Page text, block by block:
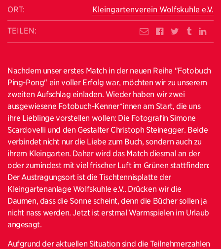
ORT: Kleingartenverein Wolfskuhle e.V.
TEILEN:
Nachdem unser erstes Match in der neuen Reihe "Fotobuch
Ping-Pong" ein voller Erfolg war, möchten wir zu unserem
zweiten Aufschlag einladen. Wieder haben wir zwei
ausgewiesene Fotobuch-Kenner*innen am Start, die uns
ihre Lieblinge vorstellen wollen: Die Fotografin Simone
Scardovelli und den Gestalter Christoph Steinegger. Beide
verbindet nicht nur die Liebe zum Buch, sondern auch zu
ihrem Kleingarten. Daher wird das Match diesmal an der
oder zumindest mit viel frischer Luft im Grünen stattfinden:
Der Austragungsort ist die Tischtennisplatte der
Kleingartenanlage Wolfskuhle e.V.. Drücken wir die
Daumen, dass die Sonne scheint, denn die Bücher sollen ja
nicht nass werden. Jetzt ist erstmal Warmspielen im Urlaub
angesagt.
Aufgrund der aktuellen Situation sind die Teilnehmerzahlen